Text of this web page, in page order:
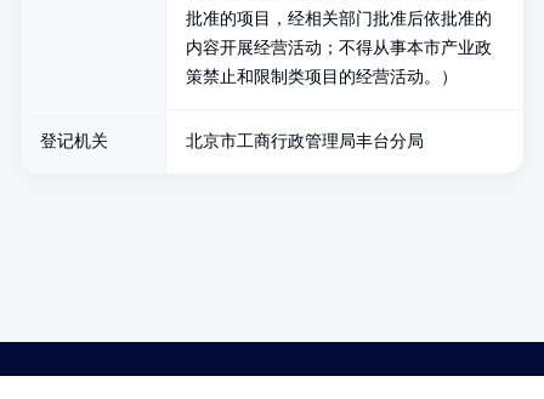
批准的项目，经相关部门批准后依批准的
内容开展经营活动；不得从事本市产业政
策禁止和限制类项目的经营活动。）
登记机关 北京市工商行政管理局丰台分局